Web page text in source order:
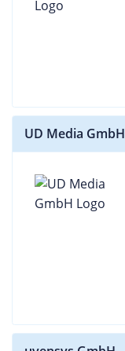
UD Media GmbH